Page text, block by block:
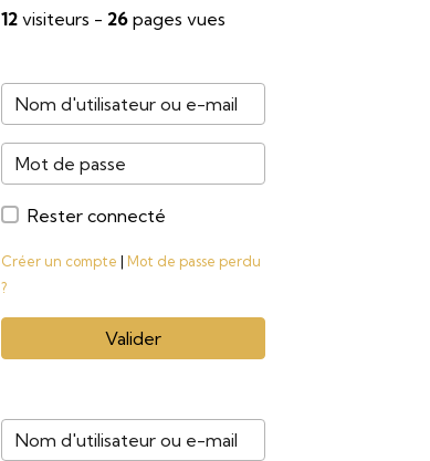
12visiteurs - 26pages vues
Rester connecté
Créer un compte | Mot de passe perdu
?
Valider